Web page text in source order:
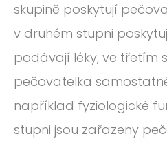
skupině poskytují
v druhém stupni
podávají léky, ve třetím
pečovatelka
například fyziologické
stupni jsou zařazeny